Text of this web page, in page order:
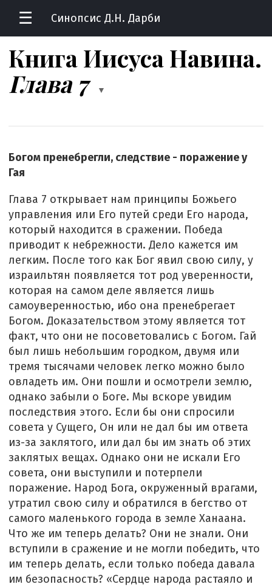
☰ Синопсис Д.Н. Дарби
Книга Иисуса Навина.
Глава 7
▼
Богом пренебрегли, следствие - поражение у
Гая
Глава 7 открывает нам принципы Божьего
управления или Его путей среди Его народа,
который находится в сражении. Победа
приводит к небрежности. Дело кажется им
легким. После того как Бог явил свою силу, у
израильтян появляется тот род уверенности,
которая на самом деле является лишь
самоуверенностью, ибо она пренебрегает
Богом. Доказательством этому является тот
факт, что они не посоветовались с Богом. Гай
был лишь небольшим городком, двумя или
тремя тысячами человек легко можно было
овладеть им. Они пошли и осмотрели землю,
однако забыли о Боге. Мы вскоре увидим
последствия этого. Если бы они спросили
совета у Сущего, Он или не дал бы им ответа
из-за заклятого, или дал бы им знать об этих
заклятых вещах. Однако они не искали Его
совета, они выступили и потерпели
поражение. Народ Бога, окруженный врагами,
утратил свою силу и обратился в бегство от
самого маленького города в земле Ханаана.
Что же им теперь делать? Они не знали. Они
вступили в сражение и не могли победить, что
им теперь делать, если только победа давала
им безопасность? «Сердце народа растаяло и